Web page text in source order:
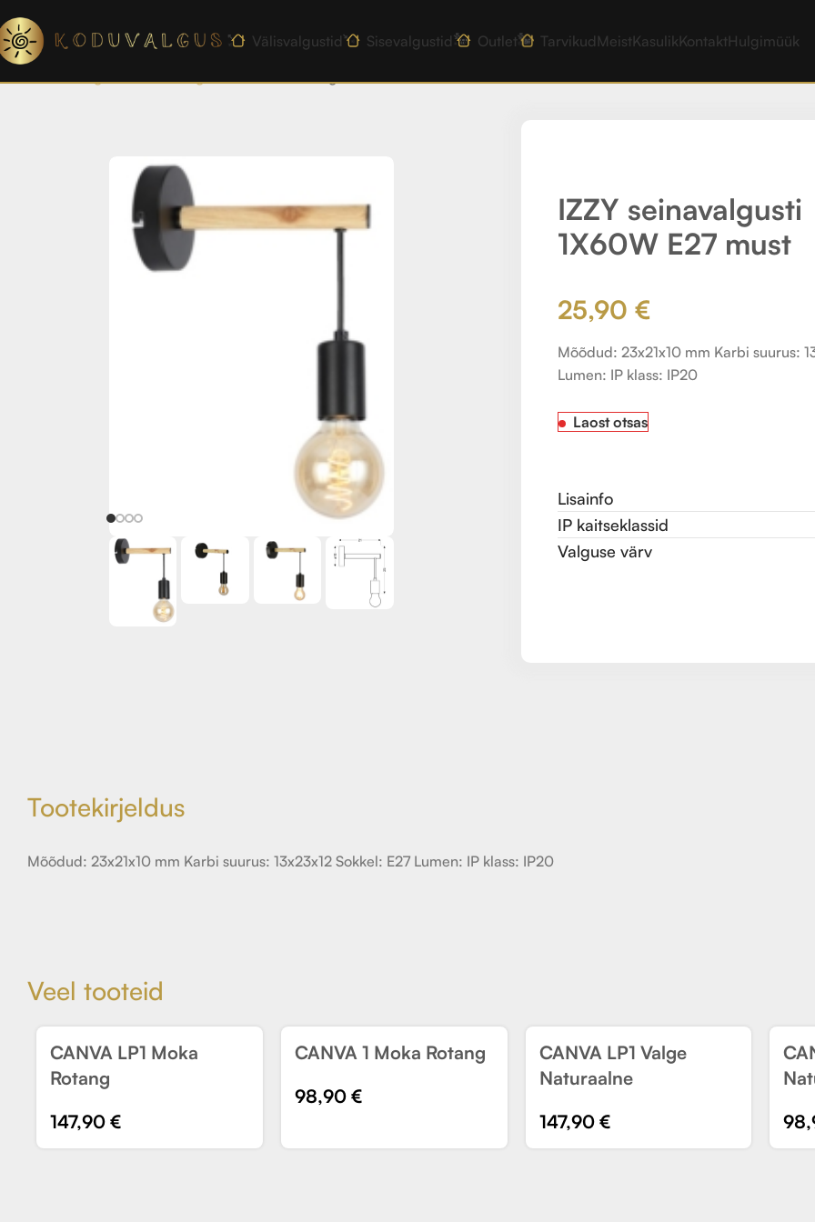
Välisvalgustid Sisevalgustid Outlet Tarvikud MeistKasulikKontaktHulgimüük
IZZY seinavalgusti
1X60W E27 must
25,90 €
Mõõdud: 23x21x10 mm Karbi suurus:
Lumen: IP klass: IP20
Laost otsas
Lisainfo
IP kaitseklassid
Valguse värv
Tootekirjeldus
Mõõdud: 23x21x10 mm Karbi suurus: 13x23x12 Sokkel: E27 Lumen: IP klass: IP20
Veel tooteid
UUS
CANVA LP1 Moka
Rotang
147,90 €
UUS
CANVA 1 Moka Rotang
98,90 €
UUS
CANVA LP1 Valge
Naturaalne
147,90 €